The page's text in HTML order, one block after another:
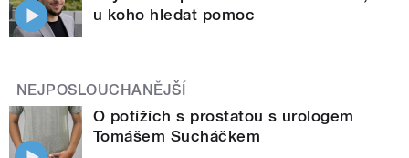
u koho hledat pomoc
NEJPOSLOUCHANĚJŠÍ
O potížích s prostatou s urologem
Tomášem Sucháčkem